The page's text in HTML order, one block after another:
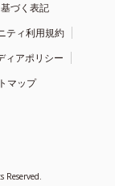
づく表記
ティ利用規約
ィアポリシー
マップ
Reserved.